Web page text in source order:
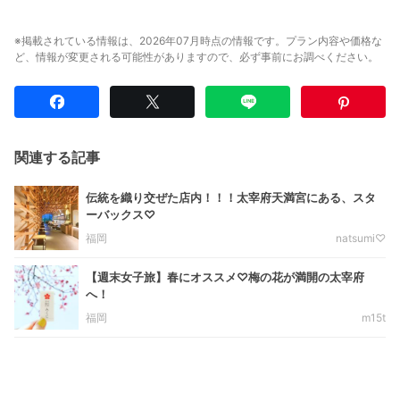
※掲載されている情報は、2026年07月時点の情報です。プラン内容や価格な
ど、情報が変更される可能性がありますので、必ず事前にお調べください。
関連する記事
伝統を織り交ぜた店内！！！太宰府天満宮にある、スタ
ーバックス♡
福岡 natsumi♡
【週末女子旅】春にオススメ♡梅の花が満開の太宰府
へ！
福岡 m15t